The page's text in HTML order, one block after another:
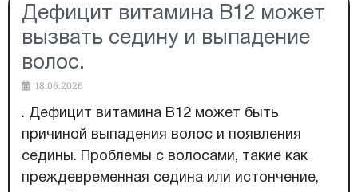
Дефицит витамина B12 может
вызвать седину и выпадение
волос.
18.06.2026
. Дефицит витамина В12 может быть
причиной выпадения волос и появления
седины. Проблемы с волосами, такие как
преждевременная седина или истончение,